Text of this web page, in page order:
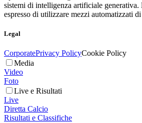
sistemi di intelligenza artificiale
espresso di utilizzare mezzi automatizzati
Legal
CorporatePrivacy PolicyCookie Policy
Media
Video
Foto
Live e Risultati
Live
Diretta Calcio
Risultati e Classifiche